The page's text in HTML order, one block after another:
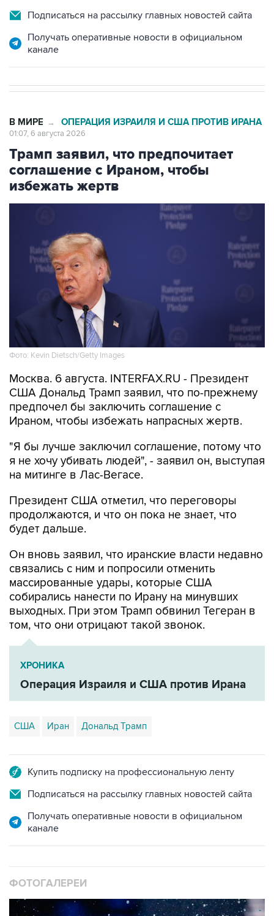
Подписаться на рассылку главных новостей сайта
Получать оперативные новости в официальном
канале
В МИРЕ → ОПЕРАЦИЯ ИЗРАИЛЯ И США ПРОТИВ ИРАНА
01:07, 6 августа 2026
Трамп заявил, что предпочитает
соглашение с Ираном, чтобы
избежать жертв
Фото: Kevin Dietsch/Getty Images
Москва. 6 августа. INTERFAX.RU - Президент
США Дональд Трамп заявил, что по-прежнему
предпочел бы заключить соглашение с
Ираном, чтобы избежать напрасных жертв.
"Я бы лучше заключил соглашение, потому что
я не хочу убивать людей", - заявил он, выступая
на митинге в Лас-Вегасе.
Президент США отметил, что переговоры
продолжаются, и что он пока не знает, что
будет дальше.
Он вновь заявил, что иранские власти недавно
связались с ним и попросили отменить
массированные удары, которые США
собирались нанести по Ирану на минувших
выходных. При этом Трамп обвинил Тегеран в
том, что они отрицают такой звонок.
ХРОНИКА
Операция Израиля и США против Ирана
США Иран Дональд Трамп
Купить подписку на профессиональную ленту
Подписаться на рассылку главных новостей сайта
Получать оперативные новости в официальном
канале
ФОТОГАЛЕРЕИ